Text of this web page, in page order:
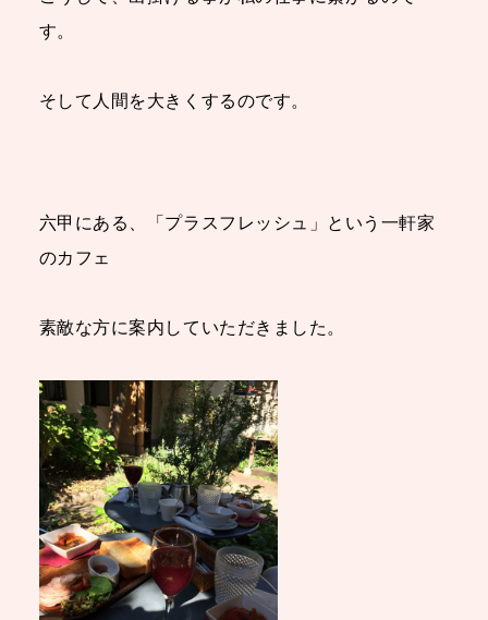
す。
そして人間を大きくするのです。
六甲にある、「プラスフレッシュ」という一軒家
のカフェ
素敵な方に案内していただきました。